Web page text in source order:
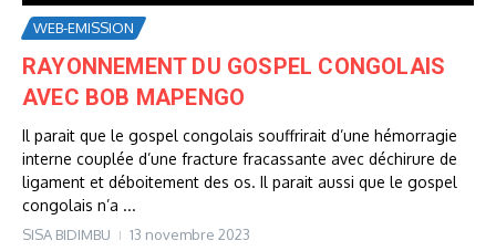
WEB-EMISSION
RAYONNEMENT DU GOSPEL CONGOLAIS
AVEC BOB MAPENGO
Il parait que le gospel congolais souffrirait d’une hémorragie
interne couplée d’une fracture fracassante avec déchirure de
ligament et déboitement des os. Il parait aussi que le gospel
congolais n’a ...
SISA BIDIMBU 13 novembre 2023